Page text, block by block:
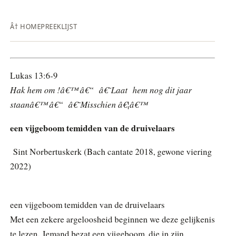
Â† HOMEPREEKLIJST
Lukas 13:6-9
Hak hem om !â€™ â€“ â€˜Laat hem nog dit jaar
staanâ€™ â€“ â€˜Misschien â€¦â€™
een vijgeboom temidden van de druivelaars
Sint Norbertuskerk (Bach cantate 2018, gewone viering
2022)
een vijgeboom temidden van de druivelaars
Met een zekere argeloosheid beginnen we deze gelijkenis
te lezen. Iemand bezat een vijgeboom, die in zijn